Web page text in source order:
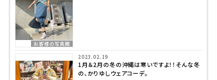
お客様の写真館
2023.02.19
1月＆2月の冬の沖縄は寒いですよ！！そんな冬
の、かりゆしウェアコーデ。